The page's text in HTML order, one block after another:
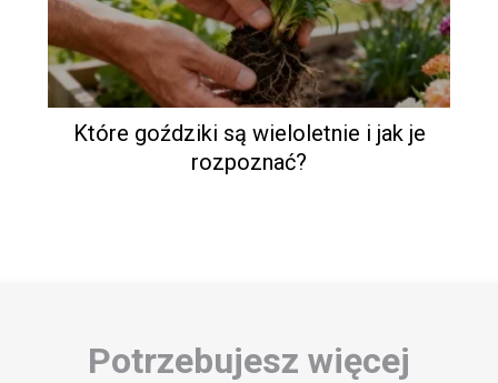
Które goździki są wieloletnie i jak je
rozpoznać?
Potrzebujesz więcej